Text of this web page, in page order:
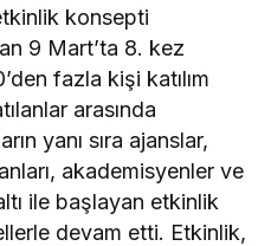
konsepti
9 Mart’ta 8. kez
fazla kişi katılım
arasında
yanı sıra ajanslar,
akademisyenler ve
ile başlayan etkinlik
devam etti. Etkinlik,